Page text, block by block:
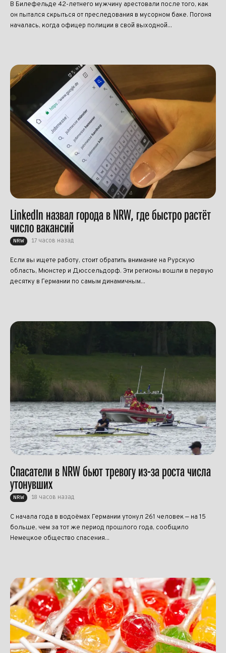
В Билефельде 42-летнего мужчину арестовали после того, как
он пытался скрыться от преследования в мусорном баке. Погоня
началась, когда офицер полиции в свой выходной...
LinkedIn назвал города в NRW, где быстро растёт
число вакансий
NRW 17 часов назад
Если вы ищете работу, стоит обратить внимание на Рурскую
область, Мюнстер и Дюссельдорф. Эти регионы вошли в первую
десятку в Германии по самым динамичным...
Спасатели в NRW бьют тревогу из-за роста числа
утонувших
NRW 18 часов назад
С начала года в водоёмах Германии утонул 261 человек — на 15
больше, чем за тот же период прошлого года, сообщило
Немецкое общество спасения...